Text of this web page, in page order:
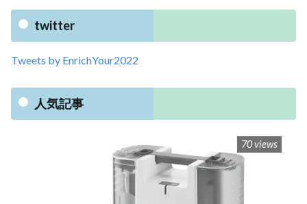
twitter
Tweets by EnrichYour2022
人気記事
70 views